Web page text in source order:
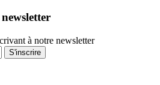
à notre newsletter
S'inscrire